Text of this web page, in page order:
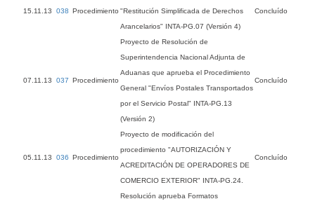
15.11.13 038 Procedimiento "Restitución Simplificada de Derechos
Arancelarios" INTA-PG.07 (Versión 4)
Concluído
07.11.13 037 Procedimiento
Proyecto de Resolución de
Superintendencia Nacional Adjunta de
Aduanas que aprueba el Procedimiento
General "Envíos Postales Transportados
por el Servicio Postal" INTA-PG.13
(Versión 2)
Concluído
05.11.13 036 Procedimiento
Proyecto de modificación del
procedimiento "AUTORIZACIÓN Y
ACREDITACIÓN DE OPERADORES DE
COMERCIO EXTERIOR" INTA-PG.24.
Concluído
Resolución aprueba Formatos